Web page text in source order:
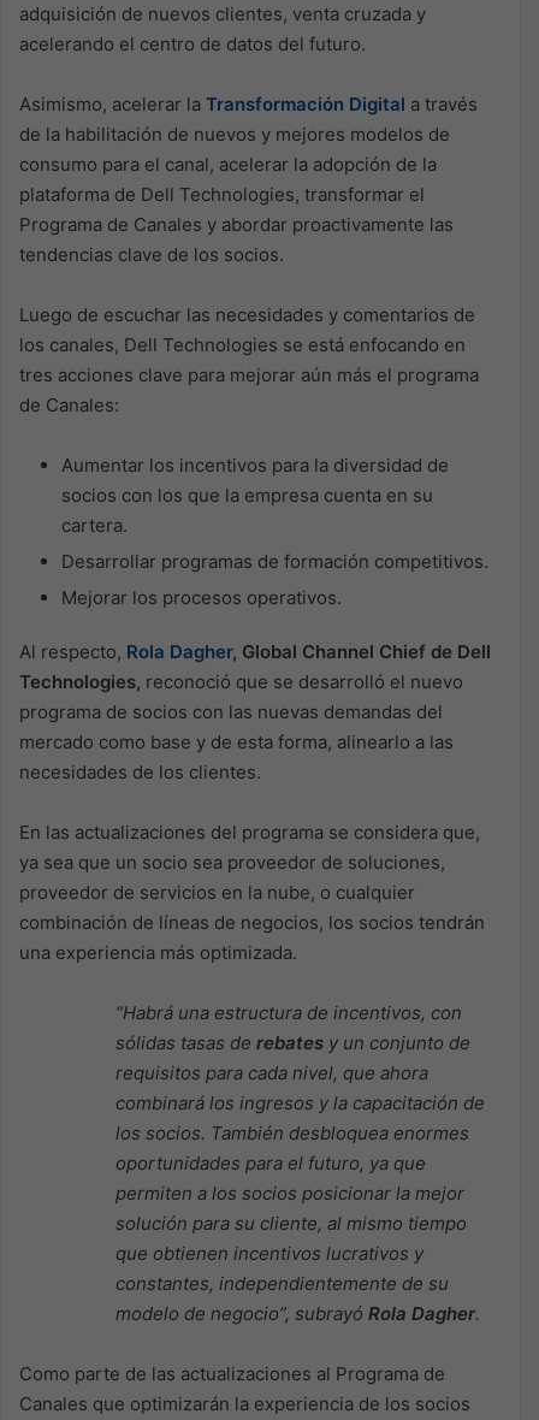
adquisición de nuevos clientes, venta cruzada y
acelerando el centro de datos del futuro.
Asimismo, acelerar la Transformación Digital a través
de la habilitación de nuevos y mejores modelos de
consumo para el canal, acelerar la adopción de la
plataforma de Dell Technologies, transformar el
Programa de Canales y abordar proactivamente las
tendencias clave de los socios.
Luego de escuchar las necesidades y comentarios de
los canales, Dell Technologies se está enfocando en
tres acciones clave para mejorar aún más el programa
de Canales:
Aumentar los incentivos para la diversidad de
socios con los que la empresa cuenta en su
cartera.
Desarrollar programas de formación competitivos.
Mejorar los procesos operativos.
Al respecto, Rola Dagher, Global Channel Chief de Dell
Technologies, reconoció que se desarrolló el nuevo
programa de socios con las nuevas demandas del
mercado como base y de esta forma, alinearlo a las
necesidades de los clientes.
En las actualizaciones del programa se considera que,
ya sea que un socio sea proveedor de soluciones,
proveedor de servicios en la nube, o cualquier
combinación de líneas de negocios, los socios tendrán
una experiencia más optimizada.
“Habrá una estructura de incentivos, con
sólidas tasas de rebates y un conjunto de
requisitos para cada nivel, que ahora
combinará los ingresos y la capacitación de
los socios. También desbloquea enormes
oportunidades para el futuro, ya que
permiten a los socios posicionar la mejor
solución para su cliente, al mismo tiempo
que obtienen incentivos lucrativos y
constantes, independientemente de su
modelo de negocio”, subrayó Rola Dagher.
Como parte de las actualizaciones al Programa de
Canales que optimizarán la experiencia de los socios